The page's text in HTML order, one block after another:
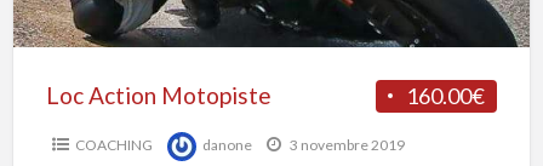
160.00€
Loc Action Motopiste
COACHING danone 3 novembre 2019